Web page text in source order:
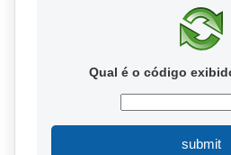
Qual é o código
submit